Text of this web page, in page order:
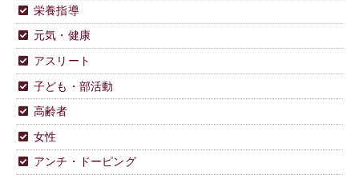
栄養指導
元気・健康
アスリート
子ども・部活動
高齢者
女性
アンチ・ドーピング